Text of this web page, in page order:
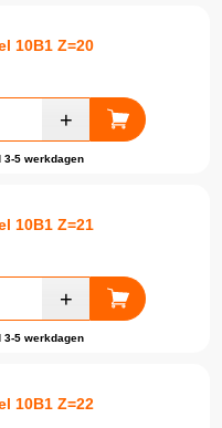
10B1 Z=20
3-5 werkdagen
10B1 Z=21
3-5 werkdagen
10B1 Z=22